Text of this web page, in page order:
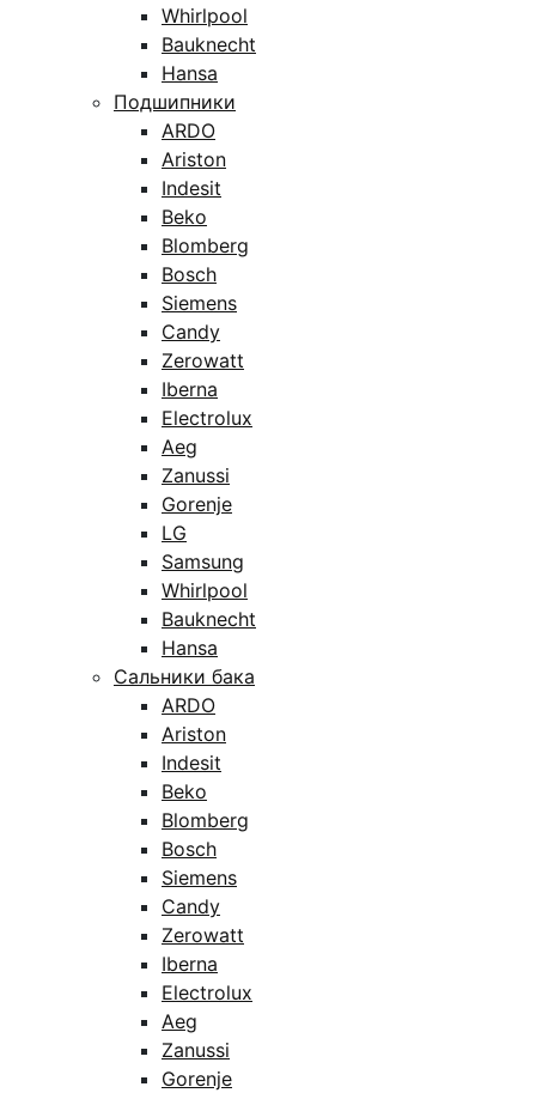
Whirlpool
Bauknecht
Hansa
Подшипники
ARDO
Ariston
Indesit
Beko
Blomberg
Bosch
Siemens
Candy
Zerowatt
Iberna
Electrolux
Aeg
Zanussi
Gorenje
LG
Samsung
Whirlpool
Bauknecht
Hansa
Сальники бака
ARDO
Ariston
Indesit
Beko
Blomberg
Bosch
Siemens
Candy
Zerowatt
Iberna
Electrolux
Aeg
Zanussi
Gorenje